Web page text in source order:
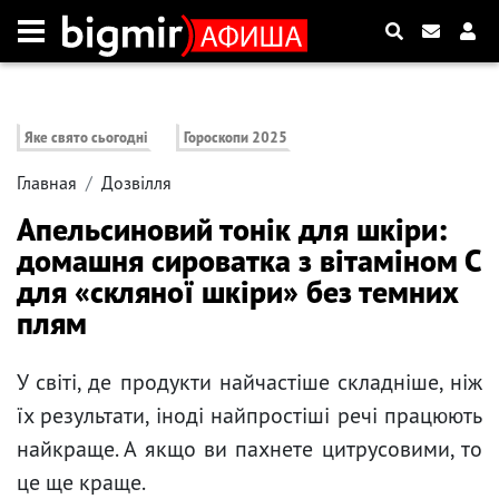
Яке свято сьогодні Гороскопи 2025
Главная Дозвілля
Апельсиновий тонік для шкіри:
домашня сироватка з вітаміном С
для «скляної шкіри» без темних
плям
У світі, де продукти найчастіше складніше, ніж
їх результати, іноді найпростіші речі працюють
найкраще. А якщо ви пахнете цитрусовими, то
це ще краще.